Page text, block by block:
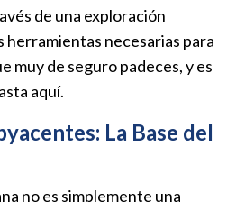
de una exploración
necesarias para
muy de seguro padeces, y es
aquí.
La Base del
no es simplemente una